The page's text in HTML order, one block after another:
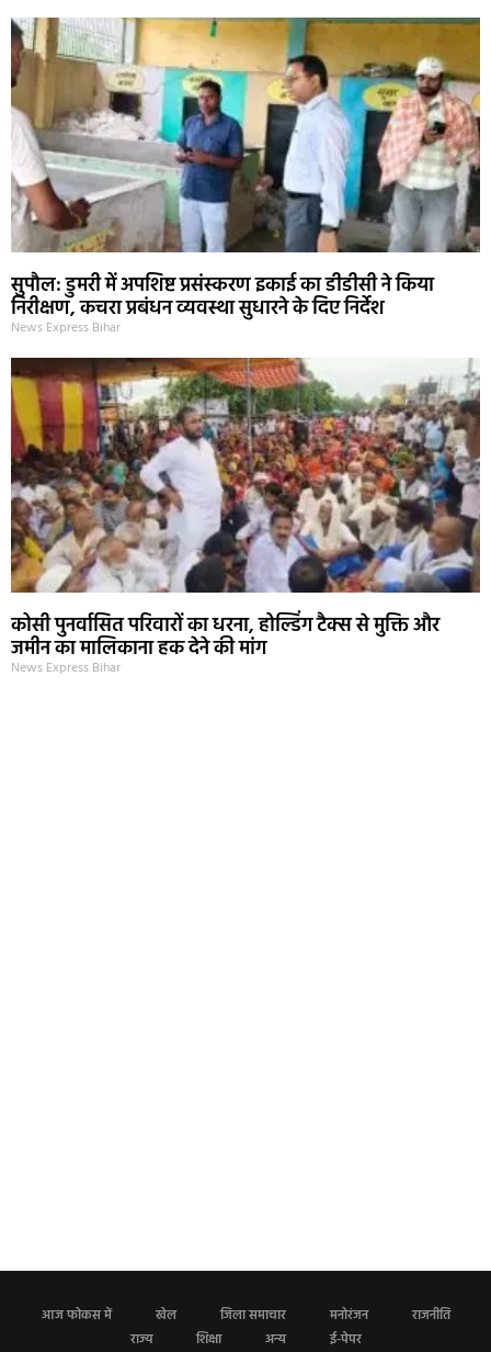
सुपौल: डुमरी में अपशिष्ट प्रसंस्करण इकाई का डीडीसी ने किया
निरीक्षण, कचरा प्रबंधन व्यवस्था सुधारने के दिए निर्देश
News Express Bihar
कोसी पुनर्वासित परिवारों का धरना, होल्डिंग टैक्स से मुक्ति और
जमीन का मालिकाना हक देने की मांग
News Express Bihar
आज फोकस में खेल जिला समाचार मनोरंजन
राजनीति
राज्य
शिक्षा अन्य ई-पेपर